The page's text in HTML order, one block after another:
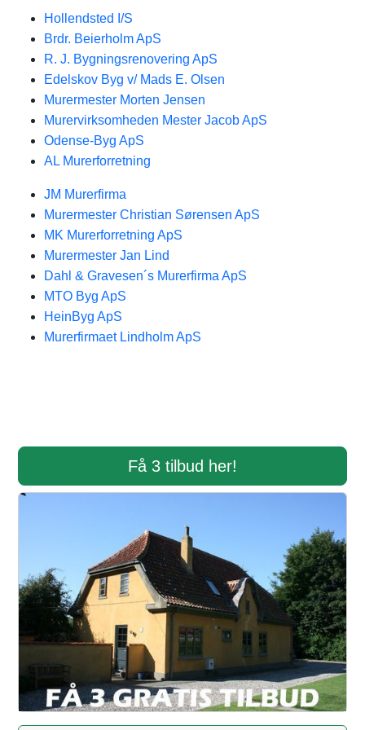
Hollendsted I/S
Brdr. Beierholm ApS
R. J. Bygningsrenovering ApS
Edelskov Byg v/ Mads E. Olsen
Murermester Morten Jensen
Murervirksomheden Mester Jacob ApS
Odense-Byg ApS
AL Murerforretning
JM Murerfirma
Murermester Christian Sørensen ApS
MK Murerforretning ApS
Murermester Jan Lind
Dahl & Gravesen´s Murerfirma ApS
MTO Byg ApS
HeinByg ApS
Murerfirmaet Lindholm ApS
Få 3 tilbud her!